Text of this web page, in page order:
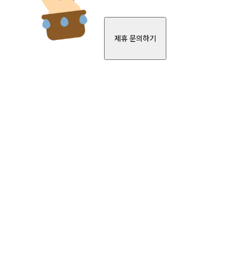
제휴 문의하기